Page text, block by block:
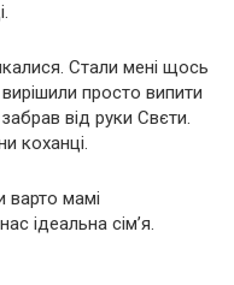
Стали мені щось
просто випити
від руки Свєти.
коханці.
варто мамі
ідеальна сім’я.